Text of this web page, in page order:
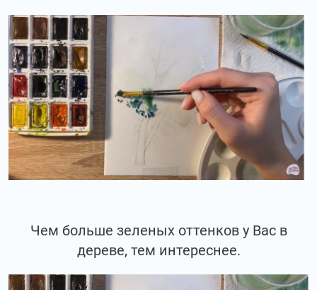
Чем больше зеленых оттенков у Вас в
дереве, тем интереснее.